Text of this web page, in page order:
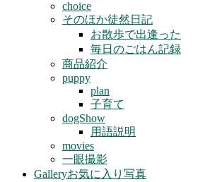
choice
そのほか徒然日記
お散歩で出逢った
毎日のごはん記録
商品紹介
puppy
plan
子育て
dogShow
用語説明
movies
一眼撮影
Galleryお気に入り写真